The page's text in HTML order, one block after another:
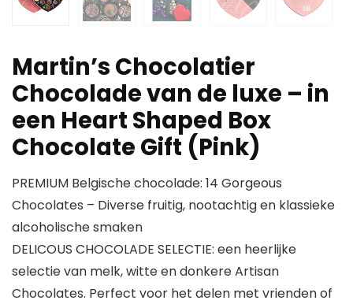
Martin’s Chocolatier
Chocolade van de luxe – in
een Heart Shaped Box
Chocolate Gift (Pink)
PREMIUM Belgische chocolade: 14 Gorgeous
Chocolates – Diverse fruitig, nootachtig en klassieke
alcoholische smaken
DELICOUS CHOCOLADE SELECTIE: een heerlijke
selectie van melk, witte en donkere Artisan
Chocolates. Perfect voor het delen met vrienden of